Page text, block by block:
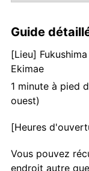
Guide
[Lieu]
Ekimae
1 minute à pied
ouest)
[Heures
Vous pouvez
endroit autre